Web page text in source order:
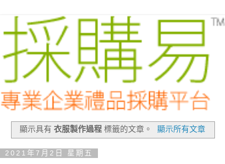
顯示具有 衣服製作過程 標籤的文章。 顯示所有文章
2021年7月2日 星期五